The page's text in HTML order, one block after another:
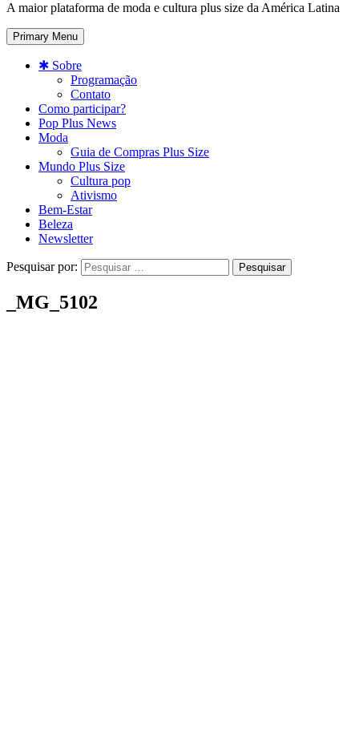
A maior plataforma de moda e cultura plus size da América Latina
Primary Menu
✱ Sobre
Programação
Contato
Como participar?
Pop Plus News
Moda
Guia de Compras Plus Size
Mundo Plus Size
Cultura pop
Ativismo
Bem-Estar
Beleza
Newsletter
Pesquisar por:
_MG_5102